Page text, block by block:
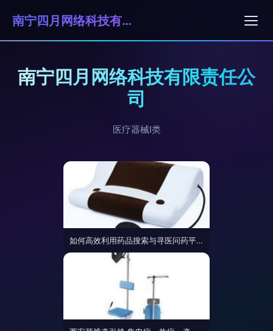
南宁四月网络科技有限责任公司
南宁四月网络科技有限责任公
司
医疗器械I类
如何高效利用药品搜索与寻医问药平台 一类医疗器械使用指南